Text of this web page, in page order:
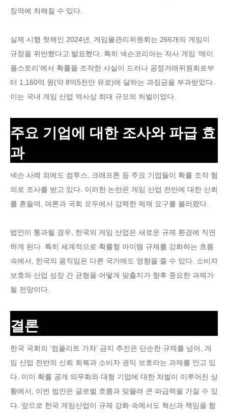
징역에 처해질 수 있다.
실제 시행 첫해인 2024년, 게임물관리위원회는 266개의 게임이
규정을 위반했다고 발표했다. 특히 넥슨코리아는 자사 게임 ‘메이
플스토리’에서 확률을 조작한 사실이 드러나 공정거래위원회로부
터 1,160억 원(약 8억5천만 유로)에 달하는 과징금을 부과받았다.
이는 국내 게임 산업 역사상 최대 규모의 처벌이었다.
주요 기업에 대한 조사와 파급 효
과
넥슨 사례 외에도 컴투스, 크래프톤 등 주요 기업들이 확률 조작 혐
의로 조사를 받고 있다. 이러한 논란은 게임 산업 전반에 대한 신뢰
를 흔들며, 여론과 국회 모두에서 강력한 제재 요구를 불러왔다.
법안이 통과될 경우, 한국의 게임 산업은 새로운 규제 환경에 직면
하게 된다. 특히 세계적으로 확률형 아이템 규제를 강화하는 흐름
속에서, 한국의 움직임은 다른 국가에도 영향을 줄 수 있다. 소비자
보호와 산업 성장 간 균형을 어떻게 맞출지가 향후 중요한 과제가
될 전망이다.
결론
한국 국회의 ‘컴플리트 가챠’ 금지 추진은 단순한 규제를 넘어, 게
임 산업 전반의 신뢰 회복과 소비자 권익 보호라는 과제를 안고 있
다. 이미 확률 공개 의무화와 대형 기업에 대한 처벌이 이루어진 상
황에서, 이번 법안은 글로벌 흐름과 맞물려 큰 파급력을 가질 수 있
다. 앞으로 한국 게임산업이 규제 강화 속에서도 혁신과 책임을 함